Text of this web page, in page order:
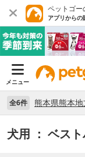
ペットゴー
アプリから
メニュー
全6件
犬用 ： ベス